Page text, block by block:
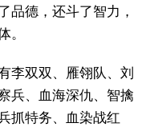
品德，还斗了智力，
。
李双双、雁翎队、刘
兵、血海深仇、智擒
抓特务、血染战红